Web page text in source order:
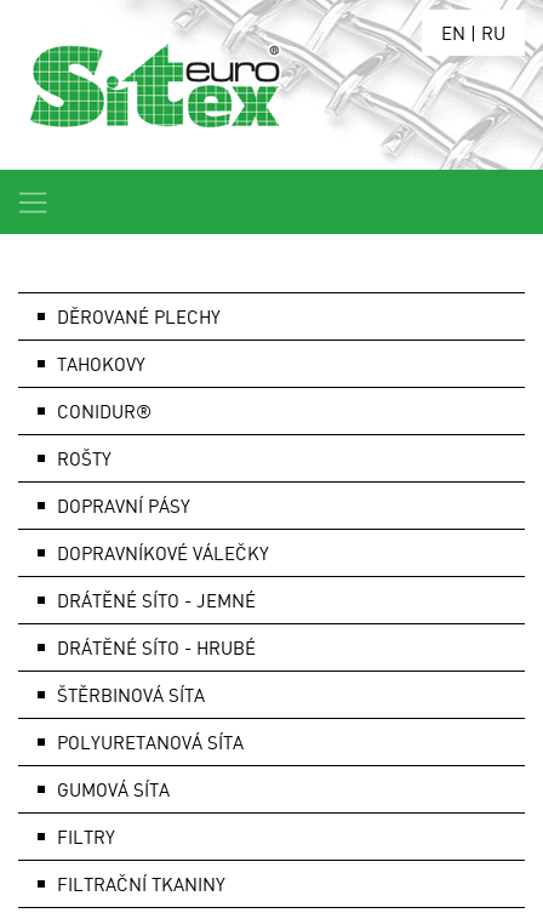
EN | RU
DĚROVANÉ PLECHY
TAHOKOVY
CONIDUR®
ROŠTY
DOPRAVNÍ PÁSY
DOPRAVNÍKOVÉ VÁLEČKY
DRÁTĚNÉ SÍTO - JEMNÉ
DRÁTĚNÉ SÍTO - HRUBÉ
ŠTĚRBINOVÁ SÍTA
POLYURETANOVÁ SÍTA
GUMOVÁ SÍTA
FILTRY
FILTRAČNÍ TKANINY